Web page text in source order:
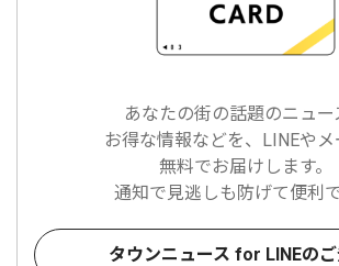
あなたの街の話題のニュー
お得な情報などを、LINEやメ
無料でお届けします。
通知で見逃しも防げて便利
タウンニュース for LINEの